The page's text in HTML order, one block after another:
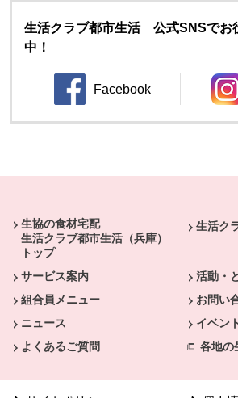
生活クラブ都市生活 公式SNSでお
中！
Facebook
別のウィンドウで開き
生協の食材宅配
生活クラブ都市生活（兵庫）
トップ
生活ク
サービス案内
活動・
組合員メニュー
お問い
ニュース
イベン
よくあるご質問
各地の